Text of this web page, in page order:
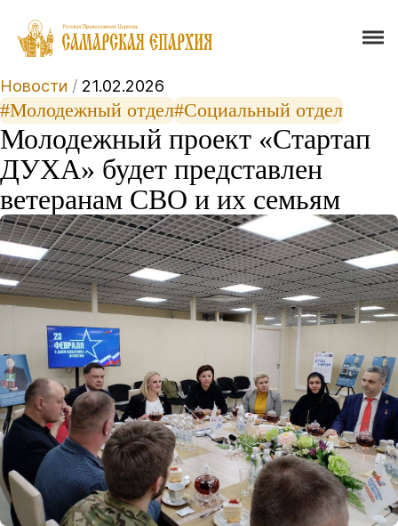
Новости / 21.02.2026
#Молодежный отдел#Социальный отдел
Молодежный проект «Стартап
ДУХА» будет представлен
ветеранам СВО и их семьям